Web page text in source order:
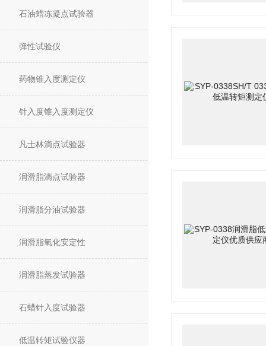
石油蜡冻凝点试验器
弹性试验仪
药物锥入度测定仪
针入度锥入度测定仪
凡士林滴点试验器
润滑脂滴点试验器
润滑脂分油试验器
润滑脂氧化安定性
润滑脂蒸发试验器
石蜡针入度试验器
低温转矩试验仪器